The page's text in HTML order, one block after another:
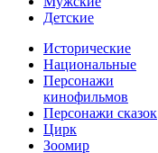
Детские
Исторические
Национальные
Персонажи
кинофильмов
Персонажи сказок
Цирк
Зоомир